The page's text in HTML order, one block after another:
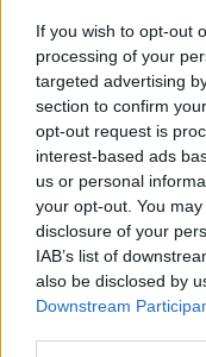
If you wish to opt-out
processing of your
targeted advertising
section to confirm
opt-out request is
interest-based ads
us or personal
your opt-out. You
disclosure of your
IAB’s list of
also be disclosed by
Downstream